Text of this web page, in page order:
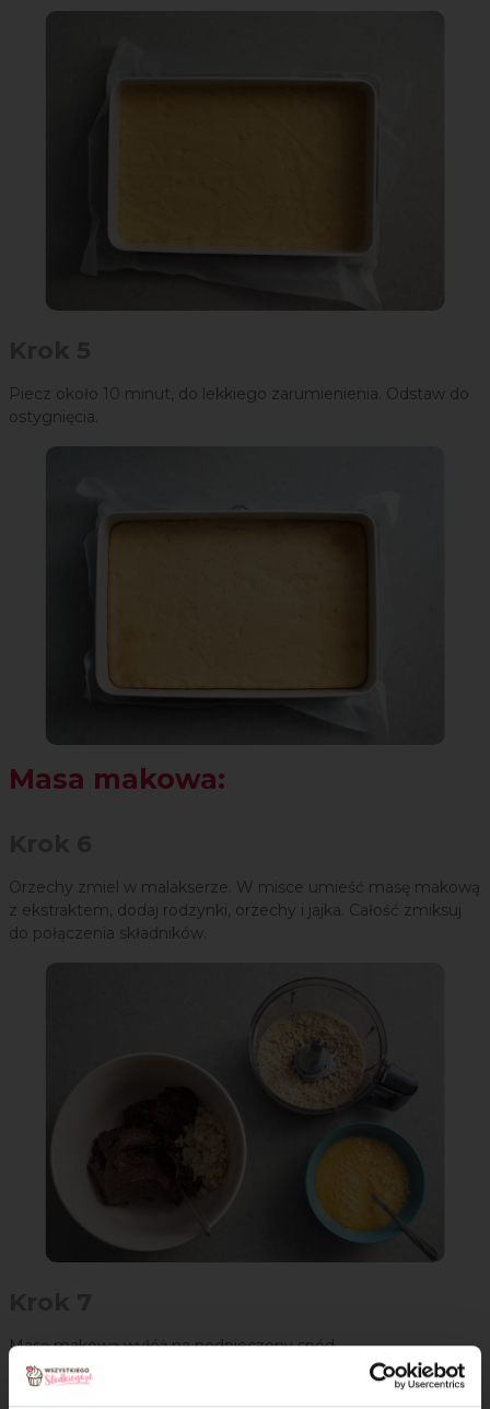
Piecz około 10 minut, do lekkiego zarumienienia. Odstaw do
ostygnięcia.
Masa makowa:
Orzechy zmiel w malakserze. W misce umieść masę makową
z ekstraktem, dodaj rodzynki, orzechy i jajka. Całość zmiksuj
do połączenia składników.
Masę makową wyłóż na podpieczony spód.